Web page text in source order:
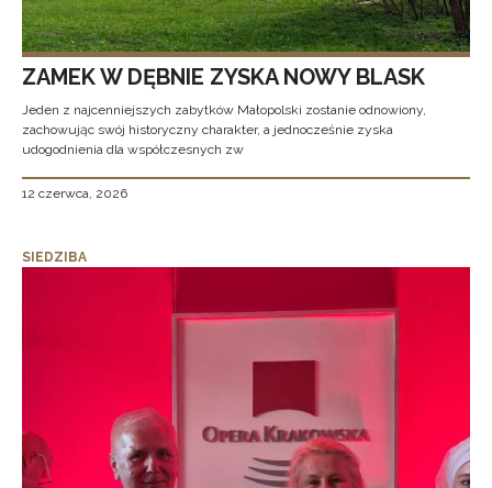
ZAMEK W DĘBNIE ZYSKA NOWY BLASK
Jeden z najcenniejszych zabytków Małopolski zostanie odnowiony,
zachowując swój historyczny charakter, a jednocześnie zyska
udogodnienia dla współczesnych zw
12 czerwca, 2026
SIEDZIBA